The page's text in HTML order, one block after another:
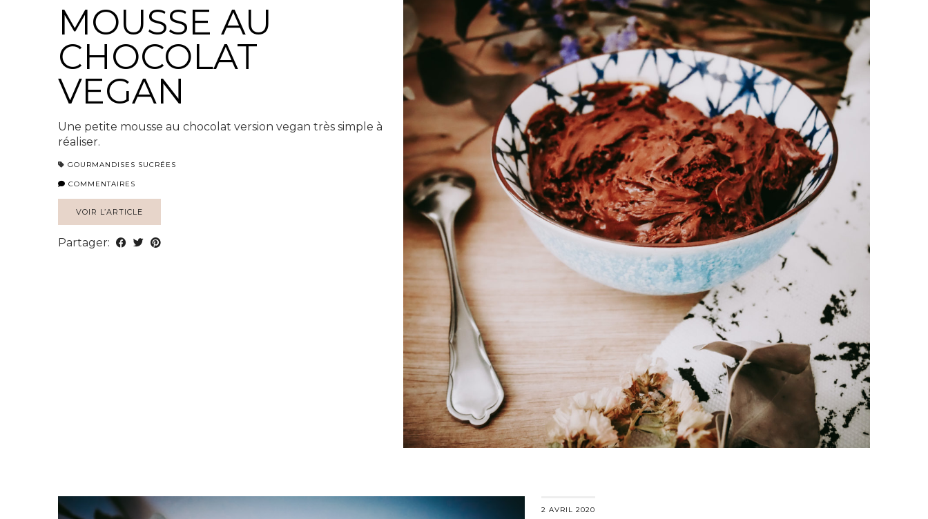
MOUSSE AU
CHOCOLAT
VEGAN
Une petite mousse au chocolat version vegan très simple à
réaliser.
GOURMANDISES SUCRÉES
COMMENTAIRES
VOIR L’ARTICLE
Partager:
2 AVRIL 2020